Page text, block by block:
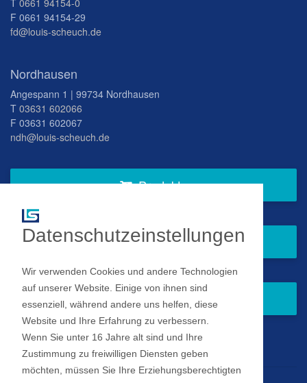
T 0661 94154-0
F 0661 94154-29
fd@louis-scheuch.de
Nordhausen
Angespann 1 | 99734 Nordhausen
T 03631 602066
F 03631 602067
ndh@louis-scheuch.de
Produkte
Fragen Sie gern bei uns an
Zum Newsletter anmelden
Impressum
Datenschutzeinstellungen
Wir verwenden Cookies und andere Technologien
auf unserer Website. Einige von ihnen sind
essenziell, während andere uns helfen, diese
Website und Ihre Erfahrung zu verbessern.
Wenn Sie unter 16 Jahre alt sind und Ihre
Zustimmung zu freiwilligen Diensten geben
möchten, müssen Sie Ihre Erziehungsberechtigten